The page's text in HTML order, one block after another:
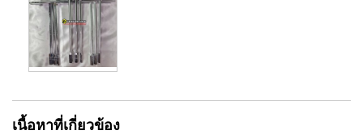
เนื้อหาที่เกี่ยวข้อง